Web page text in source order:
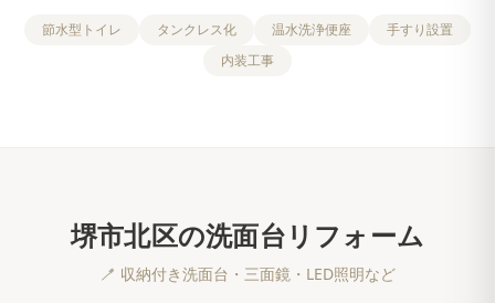
節水型トイレ タンクレス化 温水洗浄便座
手すり設置
内装工事
堺市北区の洗面台リフォーム
🪥 収納付き洗面台・三面鏡・LED照明など